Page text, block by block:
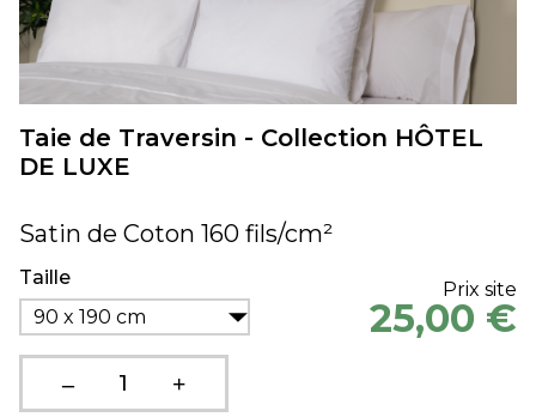
Taie de Traversin - Collection HÔTEL
DE LUXE
Satin de Coton 160 fils/cm²
Taille
90 x 190 cm
Prix site
25,00 €